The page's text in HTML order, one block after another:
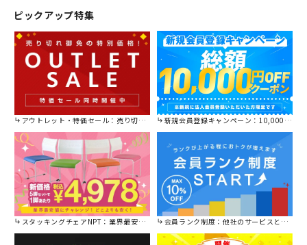
ピックアップ特集
アウトレット・特価セール：売り切れ御免の特別価格！ 新規会員登録キャンペーン：10,000円OFFクーポン進呈中！
スタッキングチェアNPT：業界最安値に挑戦！ 会員ランク制度：他社のサービスと比較してください。